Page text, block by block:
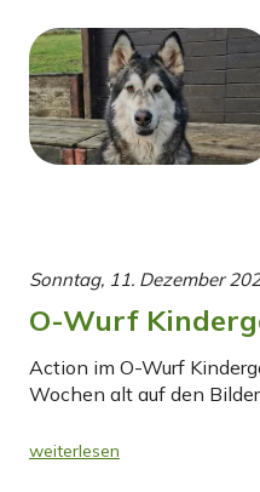
Sonntag, 11. Dezember
O-Wurf
Action im O-Wurf
Wochen alt auf den
weiterlesen